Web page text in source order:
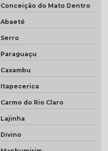
Conceição do Mato Dentro
Abaeté
Serro
Paraguaçu
Caxambu
Itapecerica
Carmo do Rio Claro
Lajinha
Divino